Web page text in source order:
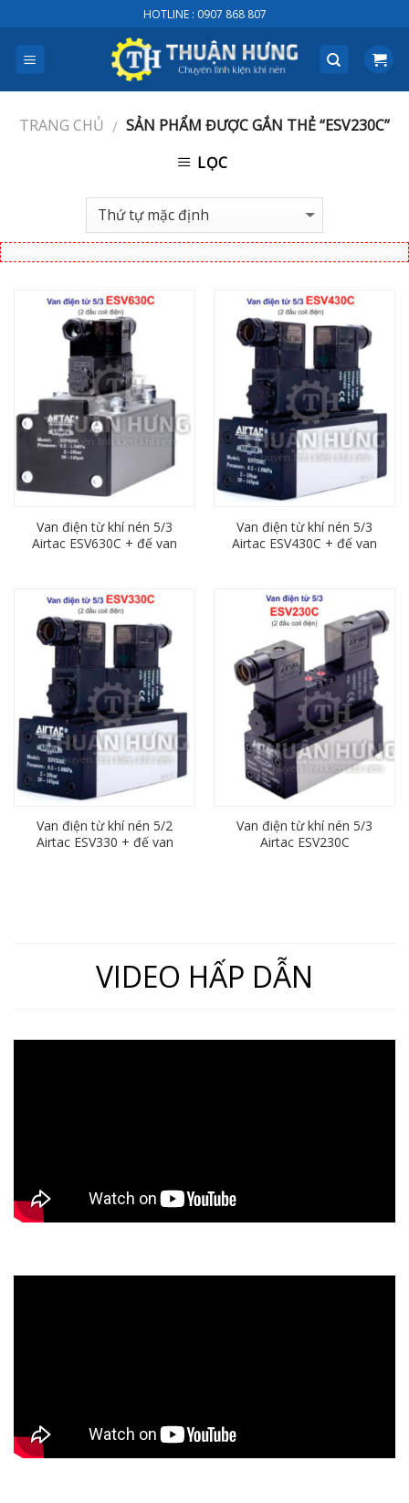
to
content
HOTLINE : 0907 868 807
TRANG CHỦ / SẢN PHẨM ĐƯỢC GẮN THẺ “ESV230C”
LỌC
Van điện từ khí nén 5/3
Airtac ESV630C + đế van
Van điện từ khí nén 5/3
Airtac ESV430C + đế van
Van điện từ khí nén 5/2
Airtac ESV330 + đế van
Van điện từ khí nén 5/3
Airtac ESV230C
VIDEO HẤP DẪN